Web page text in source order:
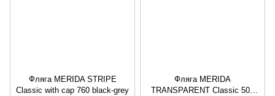
Фляга MERIDA STRIPE
Classic with cap 760 black-grey
Фляга MERIDA
TRANSPARENT Classic 500